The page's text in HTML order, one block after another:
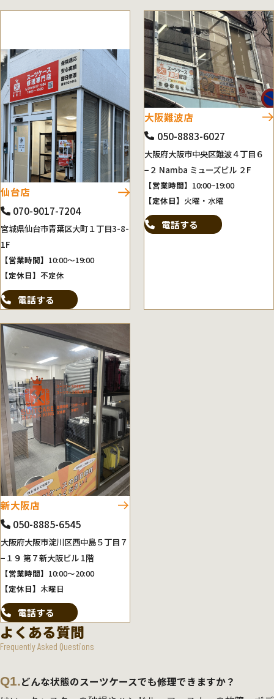
仙台店
070-9017-7204
宮城県仙台市青葉区大町１丁目3-8-
1F
【営業時間】 10:00～19:00
【定休日】 不定休
電話する
大阪難波店
050-8883-6027
大阪府大阪市中央区難波４丁目６
−２ Namba ミューズビル ２F
【営業時間】 10:00~19:00
【定休日】 火曜・水曜
電話する
新大阪店
050-8885-6545
大阪府大阪市淀川区西中島５丁目７
−１９ 第７新大阪ビル 1階
【営業時間】 10:00～20:00
【定休日】 木曜日
電話する
よくある質問
Frequently Asked Questions
Q1.どんな状態のスーツケースでも修理できますか？